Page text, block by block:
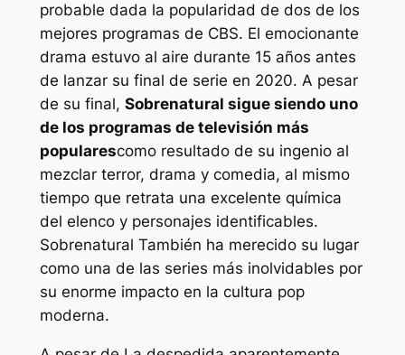
probable dada la popularidad de dos de los
mejores programas de CBS. El emocionante
drama estuvo al aire durante 15 años antes
de lanzar su final de serie en 2020. A pesar
de su final, Sobrenatural sigue siendo uno
de los programas de televisión más
popularescomo resultado de su ingenio al
mezclar terror, drama y comedia, al mismo
tiempo que retrata una excelente química
del elenco y personajes identificables.
Sobrenatural También ha merecido su lugar
como una de las series más inolvidables por
su enorme impacto en la cultura pop
moderna.